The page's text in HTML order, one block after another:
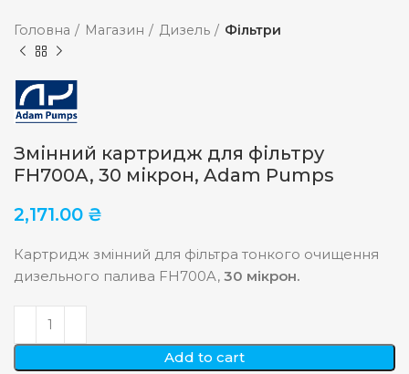
Головна Магазин Дизель Фільтри
Змінний картридж для фільтру
FH700A, 30 мікрон, Adam Pumps
2,171.00 ₴
Картридж змінний для фільтра тонкого очищення
дизельного палива FH700A, 30 мікрон.
Add to cart